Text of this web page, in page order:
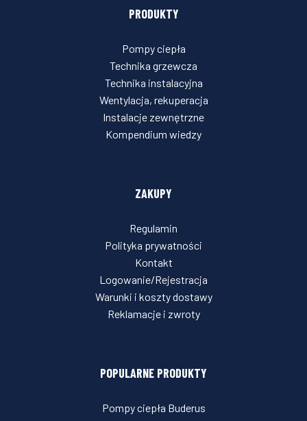
PRODUKTY
Pompy ciepła
Technika grzewcza
Technika instalacyjna
Wentylacja, rekuperacja
Instalacje zewnętrzne
Kompendium wiedzy
ZAKUPY
Regulamin
Polityka prywatności
Kontakt
Logowanie/Rejestracja
Warunki i koszty dostawy
Reklamacje i zwroty
POPULARNE PRODUKTY
Pompy ciepła Buderus